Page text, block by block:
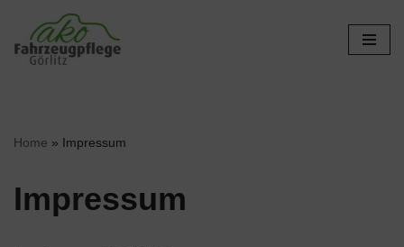
Zum
Inhalt
Home » Impressum
Impressum